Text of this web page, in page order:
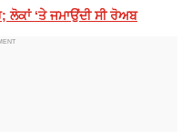
ਲੋਕਾਂ ‘ਤੇ ਜਮਾਉਂਦੀ ਸੀ ਰੋਅਬ